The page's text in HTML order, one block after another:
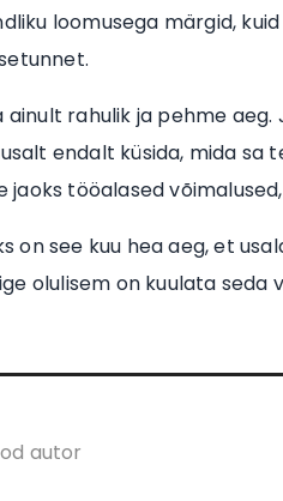
loomusega märgid,
ainult rahulik ja pehme aeg.
endalt küsida, mida sa
jaoks tööalased
on see kuu hea aeg, et
olulisem on kuulata
autor